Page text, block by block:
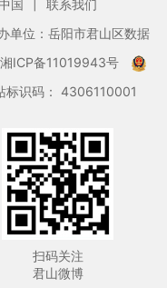
国
联系我们
单位：岳阳市君山区数据
湘ICP备11019943号
标识码： 4306110001
扫码关注
君山微博